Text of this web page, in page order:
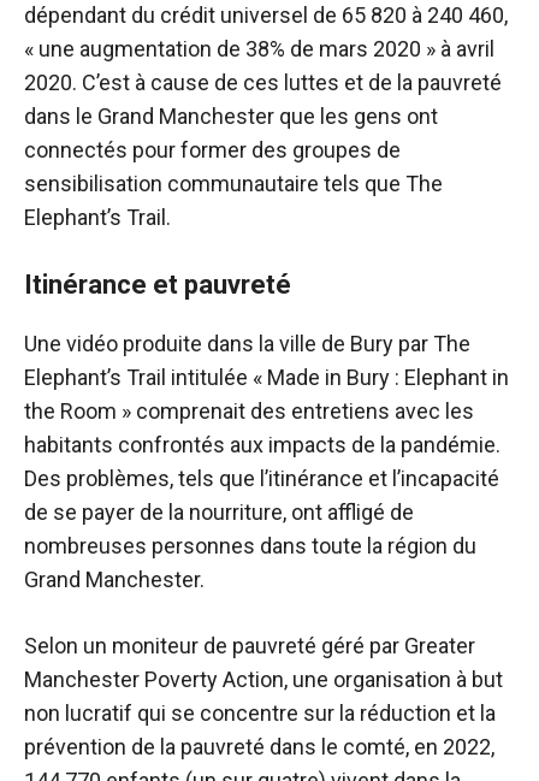
dépendant du crédit universel de 65 820 à 240 460,
« une augmentation de 38% de mars 2020 » à avril
2020. C’est à cause de ces luttes et de la pauvreté
dans le Grand Manchester que les gens ont
connectés pour former des groupes de
sensibilisation communautaire tels que The
Elephant’s Trail.
Itinérance et pauvreté
Une vidéo produite dans la ville de Bury par The
Elephant’s Trail intitulée « Made in Bury : Elephant in
the Room » comprenait des entretiens avec les
habitants confrontés aux impacts de la pandémie.
Des problèmes, tels que l’itinérance et l’incapacité
de se payer de la nourriture, ont affligé de
nombreuses personnes dans toute la région du
Grand Manchester.
Selon un moniteur de pauvreté géré par Greater
Manchester Poverty Action, une organisation à but
non lucratif qui se concentre sur la réduction et la
prévention de la pauvreté dans le comté, en 2022,